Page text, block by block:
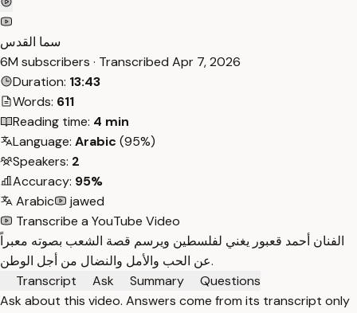
سما القدس
6M subscribers · Transcribed Apr 7, 2026
Duration: 13:43
Words: 611
Reading time: 4 min
Language: Arabic (95%)
Speakers: 2
Accuracy: 95%
Arabic
jawed
Transcribe a YouTube Video
الفنان أحمد قعبور يغني لفلسطين ويرسم قصة الشعب بصوته معبراً
عن الحب والأمل والنضال من أجل الوطن.
Transcript
Ask Summary
Questions
Ask about this video. Answers come from its transcript only